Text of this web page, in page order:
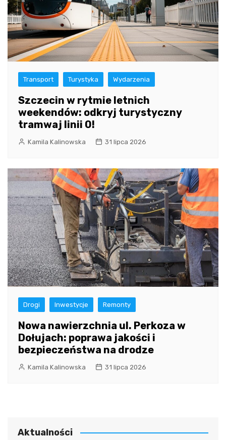
Transport Turystyka Wydarzenia
Szczecin w rytmie letnich
weekendów: odkryj turystyczny
tramwaj linii 0!
Kamila Kalinowska 31 lipca 2026
Drogi Inwestycje Remonty
Nowa nawierzchnia ul. Perkoza w
Dołujach: poprawa jakości i
bezpieczeństwa na drodze
Kamila Kalinowska 31 lipca 2026
Aktualności